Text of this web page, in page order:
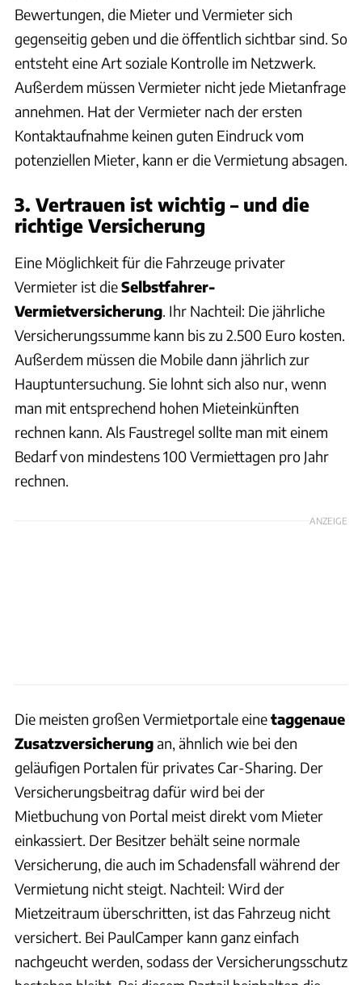
Bewertungen, die Mieter und Vermieter sich
gegenseitig geben und die öffentlich sichtbar sind. So
entsteht eine Art soziale Kontrolle im Netzwerk.
Außerdem müssen Vermieter nicht jede Mietanfrage
annehmen. Hat der Vermieter nach der ersten
Kontaktaufnahme keinen guten Eindruck vom
potenziellen Mieter, kann er die Vermietung absagen.
3. Vertrauen ist wichtig – und die
richtige Versicherung
Eine Möglichkeit für die Fahrzeuge privater
Vermieter ist dieSelbstfahrer-
Vermietversicherung. Ihr Nachteil: Die jährliche
Versicherungssumme kann bis zu 2.500 Euro kosten.
Außerdem müssen die Mobile dann jährlich zur
Hauptuntersuchung. Sie lohnt sich also nur, wenn
man mit entsprechend hohen Mieteinkünften
rechnen kann. Als Faustregel sollte man mit einem
Bedarf von mindestens 100 Vermiettagen pro Jahr
rechnen.
ANZEIGE
Die meisten großen Vermietportale einetaggenaue
Zusatzversicherungan, ähnlich wie bei den
geläufigen Portalen für privates Car-Sharing. Der
Versicherungsbeitrag dafür wird bei der
Mietbuchung von Portal meist direkt vom Mieter
einkassiert. Der Besitzer behält seine normale
Versicherung, die auch im Schadensfall während der
Vermietung nicht steigt. Nachteil: Wird der
Mietzeitraum überschritten, ist das Fahrzeug nicht
versichert. Bei PaulCamper kann ganz einfach
nachgeucht werden, sodass der Versicherungsschutz